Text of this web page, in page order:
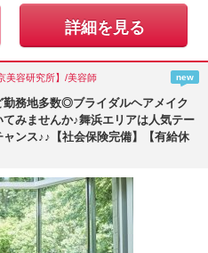
詳細を見る
美容研究所】/美容師 new
務地多数◎ブライダルヘアメイク
みませんか♪舞浜エリアは人気テー
ンス♪♪【社会保険完備】【有給休